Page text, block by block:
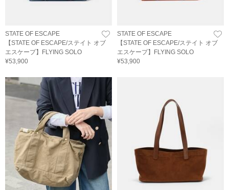
STATE OF ESCAPE
【STATE OF ESCAPE/ステイト オブ
エスケープ】FLYING SOLO
¥53,900
STATE OF ESCAPE
【STATE OF ESCAPE/ステイト オブ
エスケープ】FLYING SOLO
¥53,900